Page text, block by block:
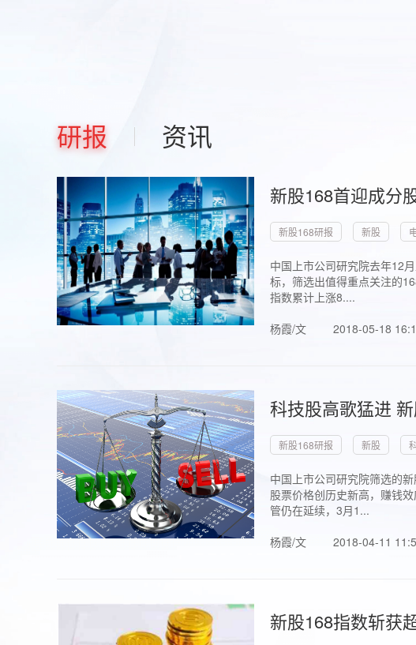
研报 资讯
新股168首迎成分
新股168研报 新股
中国上市公司研究院去年12
标，筛选出值得重点关注的
指数累计上涨8....
杨霞/文
2018-05-18
科技股高歌猛进
新股168研报 新股
中国上市公司研究院筛选的
股票价格创历史新高，赚钱
管仍在延续，3月1...
杨霞/文
2018-04-11
新股168指数斩获